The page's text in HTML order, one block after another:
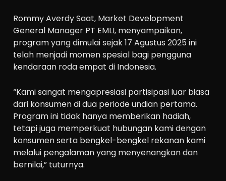
Rommy Averdy Saat, Market Development
General Manager PT EMLI, menyampaikan,
program yang dimulai sejak 17 Agustus 2025 ini
telah menjadi momen spesial bagi pengguna
kendaraan roda empat di Indonesia.
“Kami sangat mengapresiasi partisipasi luar biasa
dari konsumen di dua periode undian pertama.
Program ini tidak hanya memberikan hadiah,
tetapi juga memperkuat hubungan kami dengan
konsumen serta bengkel-bengkel rekanan kami
melalui pengalaman yang menyenangkan dan
bernilai,” tuturnya.